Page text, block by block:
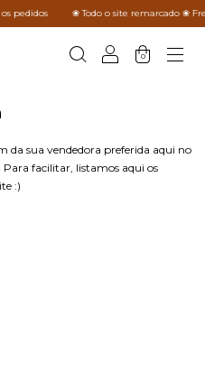
pedidos ❀ Todo o site remarcado ❀
0
da sua vendedora preferida aqui no
facilitar, listamos aqui os
:)